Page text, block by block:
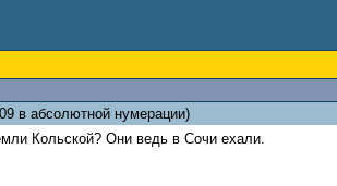
в абсолютной нумерации)
Кольской? Они ведь в Сочи ехали.